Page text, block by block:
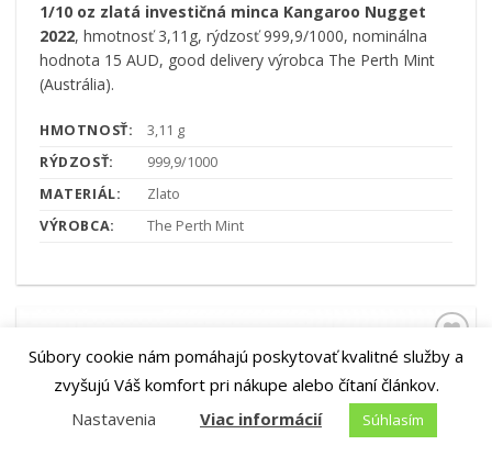
1/10 oz zlatá investičná minca Kangaroo Nugget
2022, hmotnosť 3,11g, rýdzosť 999,9/1000, nominálna
hodnota 15 AUD, good delivery výrobca The Perth Mint
(Austrália).
HMOTNOSŤ:
3,11 g
RÝDZOSŤ:
999,9/1000
MATERIÁL:
Zlato
VÝROBCA:
The Perth Mint
Pridať k
obľúbeným
Súbory cookie nám pomáhajú poskytovať kvalitné služby a
zvyšujú Váš komfort pri nákupe alebo čítaní článkov.
Nastavenia
Viac informácií Súhlasím